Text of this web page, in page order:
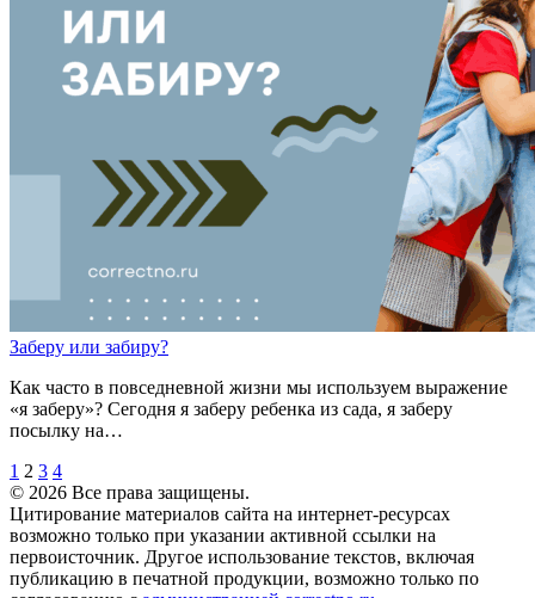
Заберу или забиру?
Как часто в повседневной жизни мы используем выражение
«я заберу»? Сегодня я заберу ребенка из сада, я заберу
посылку на…
1 2 3 4
© 2026 Все права защищены.
Цитирование материалов сайта на интернет-ресурсах
возможно только при указании активной ссылки на
первоисточник. Другое использование текстов, включая
публикацию в печатной продукции, возможно только по